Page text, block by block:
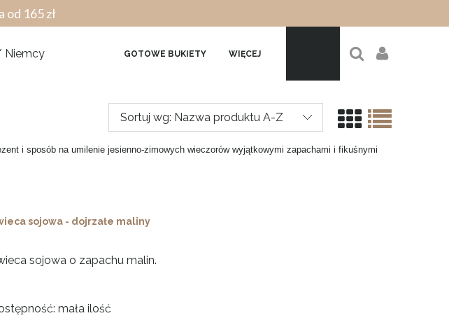
od 165 zł
GOTOWE BUKIETY WIĘCEJ
i sposób na umilenie jesienno-zimowych wieczorów wyjątkowymi zapachami i fikuśnymi
Sortuj wg: Nazwa produktu A-Z
sojowa - dojrzałe maliny
sojowa o zapachu malin.
mała ilość